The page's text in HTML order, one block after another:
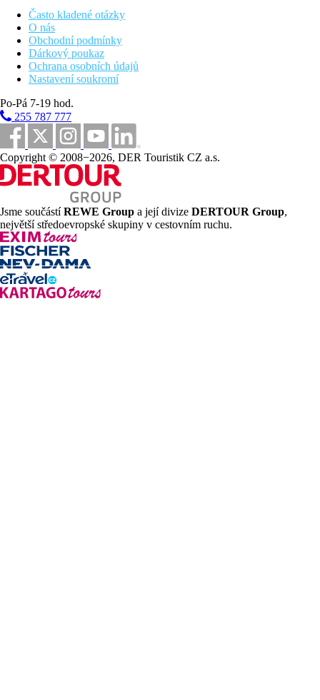
Pláž
Hotel přímo u pláže
Plážová dovolená
Bazény
Dětský bazén
Lehátka u bazénu
Slunečníky u bazénu
Fotogalerie
Často kladené otázky
O nás
Obchodní podmínky
Dárkový poukaz
Ochrana osobních údajů
Nastavení soukromí
Po-Pá 7-19 hod.
255 787 777
Copyright © 2008−2026, DER Touristik CZ a.s.
Jsme součástíREWE Group a její divize DERTOUR Group,
největší středoevropské skupiny v cestovním ruchu.